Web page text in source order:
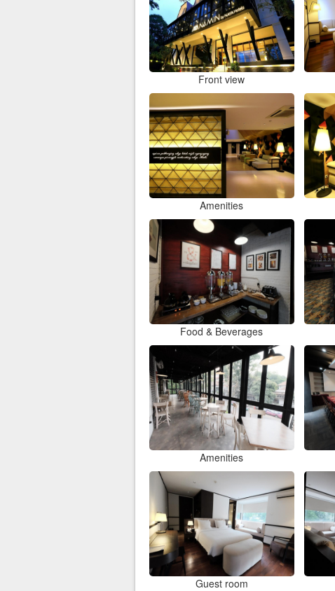
Front view
Amenities
Food & Beverages
Amenities
Guest room